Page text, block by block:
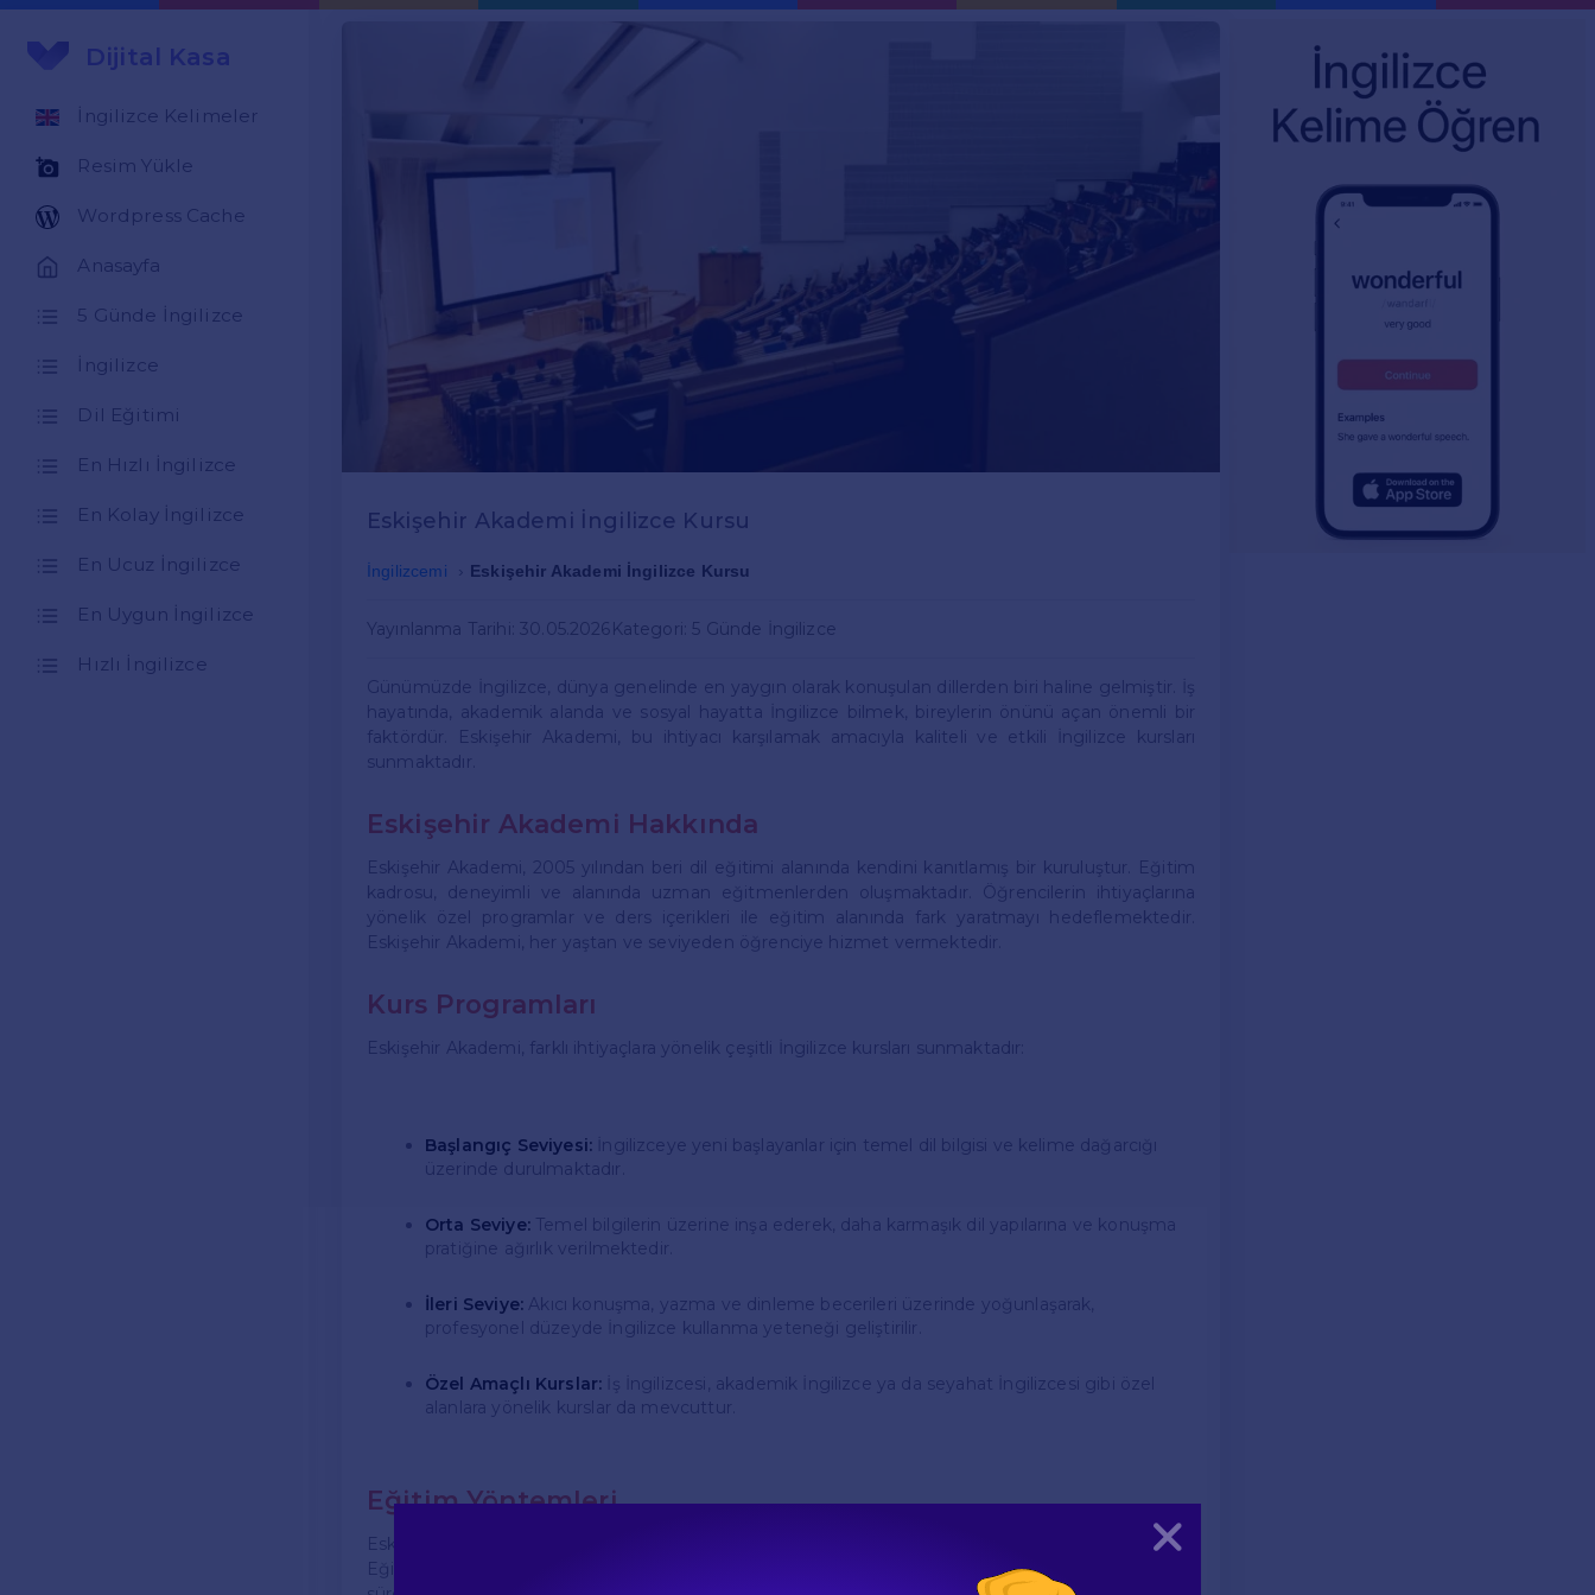
Dijital Kasa
İngilizce Kelimeler
Resim Yükle
Wordpress Cache
Anasayfa
5 Günde İngilizce
İngilizce
Dil Eğitimi
En Hızlı İngilizce
En Kolay İngilizce
En Ucuz İngilizce
En Uygun İngilizce
Hızlı İngilizce
Eskişehir Akademi İngilizce Kursu
İngilizcemi Eskişehir Akademi İngilizce Kursu
Yayınlanma Tarihi: 30.05.2026 Kategori: 5 Günde İngilizce
Günümüzde İngilizce, dünya genelinde en yaygın olarak konuşulan dillerden biri haline gelmiştir. İş
hayatında, akademik alanda ve sosyal hayatta İngilizce bilmek, bireylerin önünü açan önemli bir
faktördür. Eskişehir Akademi, bu ihtiyacı karşılamak amacıyla kaliteli ve etkili İngilizce kursları
sunmaktadır.
Eskişehir Akademi Hakkında
Eskişehir Akademi, 2005 yılından beri dil eğitimi alanında kendini kanıtlamış bir kuruluştur. Eğitim
kadrosu, deneyimli ve alanında uzman eğitmenlerden oluşmaktadır. Öğrencilerin ihtiyaçlarına
yönelik özel programlar ve ders içerikleri ile eğitim alanında fark yaratmayı hedeflemektedir.
Eskişehir Akademi, her yaştan ve seviyeden öğrenciye hizmet vermektedir.
Kurs Programları
Eskişehir Akademi, farklı ihtiyaçlara yönelik çeşitli İngilizce kursları sunmaktadır:
Başlangıç Seviyesi: İngilizceye yeni başlayanlar için temel dil bilgisi ve kelime dağarcığı
üzerinde durulmaktadır.
Orta Seviye:Temel bilgilerin üzerine inşa ederek, daha karmaşık dil yapılarına ve konuşma
pratiğine ağırlık verilmektedir.
İleri Seviye: Akıcı konuşma, yazma ve dinleme becerileri üzerinde yoğunlaşarak,
profesyonel düzeyde İngilizce kullanma yeteneği geliştirilir.
Özel Amaçlı Kurslar: İş İngilizcesi, akademik İngilizce ya da seyahat İngilizcesi gibi özel
alanlara yönelik kurslar da mevcuttur.
Eğitim Yöntemleri
Eskişehir Akademi, dil öğreniminde etkili ve modern eğitim yöntemlerini kullanmaktadır.
Eğitmenler, interaktif dersler, grup çalışmaları ve bireysel uygulamalar ile öğrencilerin öğrenme
Kapat